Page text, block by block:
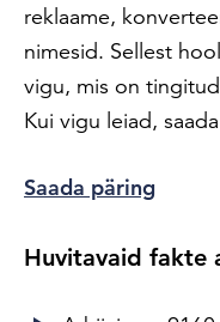
reklaame,
nimesid. Sellest
vigu, mis on
Kui vigu leiad,
Saada päring
Huvitavaid fakte